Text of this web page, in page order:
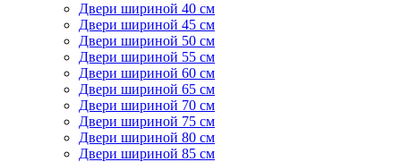
Двери шириной 40 см
Двери шириной 45 см
Двери шириной 50 см
Двери шириной 55 см
Двери шириной 60 см
Двери шириной 65 см
Двери шириной 70 см
Двери шириной 75 см
Двери шириной 80 см
Двери шириной 85 см